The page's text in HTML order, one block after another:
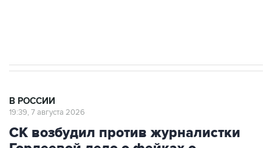
СК возбудил против журналистки
Гордеевой дело о фейках о
российской армии